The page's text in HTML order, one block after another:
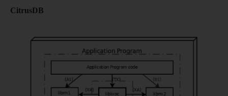
CitrusDB